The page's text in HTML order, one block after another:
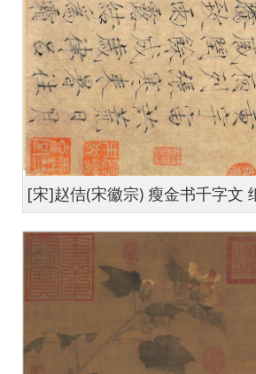
[宋]赵佶(宋徽宗) 瘦金书千字文